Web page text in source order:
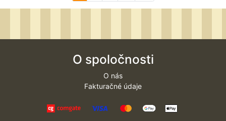
O spoločnosti
O nás
Fakturačné údaje